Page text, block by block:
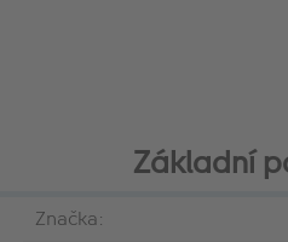
Základní
Značka: